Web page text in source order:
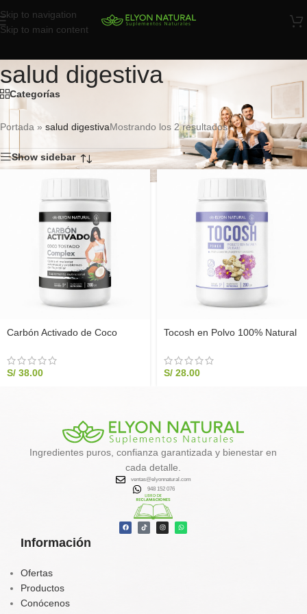
Skip to navigation
Skip to main content
salud digestiva
Categorías
Portada » salud digestivaMostrando los 2 resultados
Show sidebar
Carbón Activado de Coco
Digestivo Premium (200g)
S/ 38.00
Tocosh en Polvo 100% Natural
S/ 28.00
Información
Ofertas
Productos
Conócenos
Ingredientes puros, confianza garantizada y bienestar en
cada detalle.
ventas@elyonnatural.com
948 152 076